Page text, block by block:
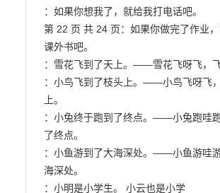
：如果你想我了，就给我打电话吧。
第 22 页 共 24 页：如果你做完了作业
课外书吧。
：雪花飞到了天上。——雪花飞呀飞，飞
：小鸟飞到了枝头上。——小鸟飞呀飞
上。
：小兔终于跑到了终点。——小兔跑哇
了终点。
：小鱼游到了大海深处。——小鱼游哇
海深处。
：小明是小学生。 小云也是小学